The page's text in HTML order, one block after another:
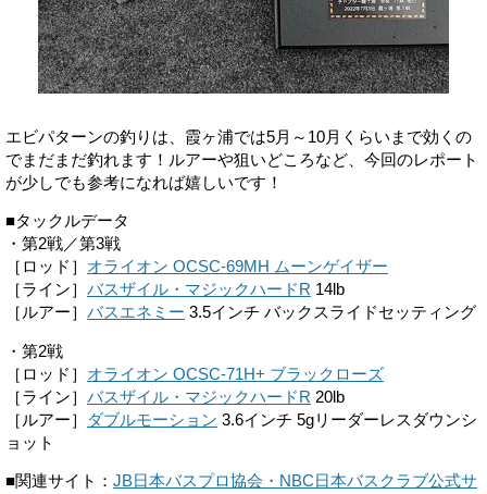
エビパターンの釣りは、霞ヶ浦では5月～10月くらいまで効くの
でまだまだ釣れます！ルアーや狙いどころなど、今回のレポート
が少しでも参考になれば嬉しいです！
■タックルデータ
・第2戦／第3戦
［ロッド］ オライオン OCSC-69MH ムーンゲイザー
［ライン］ バスザイル・マジックハードR 14lb
［ルアー］ バスエネミー 3.5インチ バックスライドセッティング
・第2戦
［ロッド］ オライオン OCSC-71H+ ブラックローズ
［ライン］ バスザイル・マジックハードR 20lb
［ルアー］
ダブルモーション 3.6インチ 5gリーダーレスダウンシ
ョット
■関連サイト： JB日本バスプロ協会・NBC日本バスクラブ公式サ